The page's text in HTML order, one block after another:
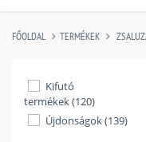
FŐOLDAL TERMÉKEK
Kifutó
termékek (120)
Újdonságok (139)